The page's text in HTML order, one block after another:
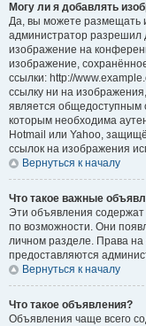
Могу ли я добавлять
Да, вы можете размещать
администратор разрешил
изображение на
изображение,
ссылки: http://
ссылку ни на
является общедоступным
которым необходима
Hotmail или Yahoo,
ссылок на изображения
Вернуться к началу
Что такое важные
Эти объявления
по возможности. Они
личном разделе. Права
предоставляются
Вернуться к началу
Что такое объявления?
Объявления чаще всего